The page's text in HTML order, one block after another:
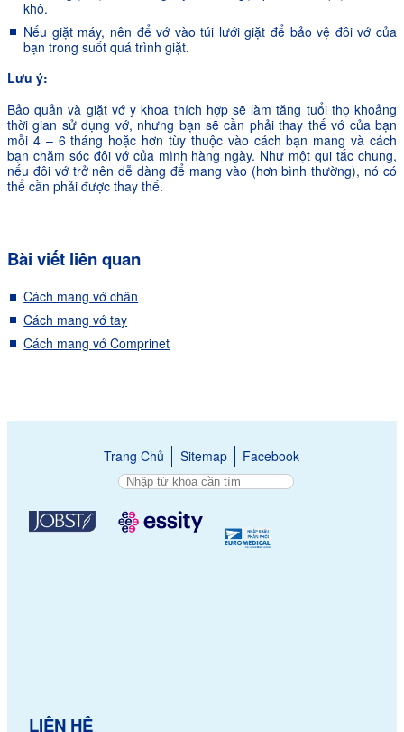
khô.
Nếu giặt máy, nên để vớ vào túi lưới giặt để bảo vệ đôi vớ của
bạn trong suốt quá trình giặt.
Lưu ý:
Bảo quản và giặt vớ y khoa thích hợp sẽ làm tăng tuổi thọ khoảng
thời gian sử dụng vớ, nhưng bạn sẽ cần phải thay thế vớ của bạn
mỗi 4 – 6 tháng hoặc hơn tùy thuộc vào cách bạn mang và cách
bạn chăm sóc đôi vớ của mình hàng ngày. Như một qui tắc chung,
nếu đôi vớ trở nên dễ dàng để mang vào (hơn bình thường), nó có
thể cần phải được thay thế.
Bài viết liên quan
Cách mang vớ chân
Cách mang vớ tay
Cách mang vớ Comprinet
Trang Chủ Sitemap Facebook
LIÊN HỆ